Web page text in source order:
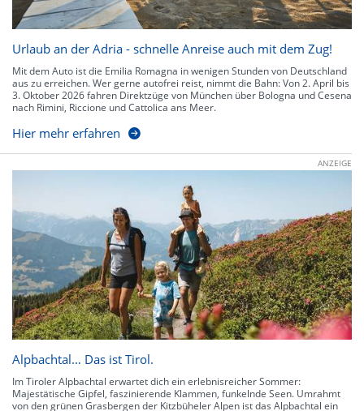
Urlaub an der Adria - schnelle Anreise auch mit dem Zug!
Mit dem Auto ist die Emilia Romagna in wenigen Stunden von Deutschland
aus zu erreichen. Wer gerne autofrei reist, nimmt die Bahn: Von 2. April bis
3. Oktober 2026 fahren Direktzüge von München über Bologna und Cesena
nach Rimini, Riccione und Cattolica ans Meer.
Hier mehr erfahren
ANZEIGE
Alpbachtal… Das ist Tirol.
Im Tiroler Alpbachtal erwartet dich ein erlebnisreicher Sommer:
Majestätische Gipfel, faszinierende Klammen, funkelnde Seen. Umrahmt
von den grünen Grasbergen der Kitzbüheler Alpen ist das Alpbachtal ein